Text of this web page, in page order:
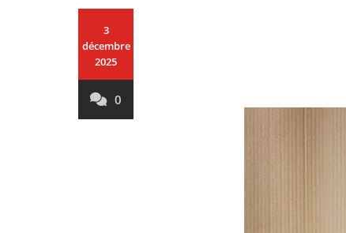
3
décembre
2025
0